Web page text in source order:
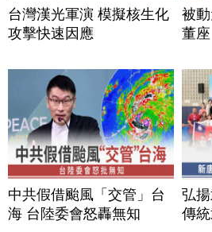
台灣漢光軍演 模擬核生化
攻擊快速因應
被
董
中共假借颱風「交管」台
海 台陸委會怒轟無知
弘
傳